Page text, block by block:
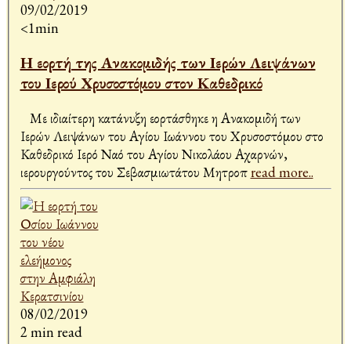
09/02/2019
<1min
Η εορτή της Ανακομιδής των Ιερών Λειψάνων
του Ιερού Χρυσοστόμου στον Καθεδρικό
Με ιδιαίτερη κατάνυξη εορτάσθηκε η Ανακομιδή των
Ιερών Λειψάνων του Αγίου Ιωάννου του Χρυσοστόμου στο
Καθεδρικό Ιερό Ναό του Αγίου Νικολάου Αχαρνών,
ιερουργούντος του Σεβασμιωτάτου Μητροπread more..
08/02/2019
2 min read